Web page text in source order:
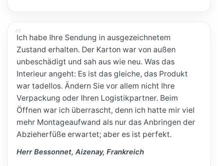
Ich habe Ihre Sendung in ausgezeichnetem
Zustand erhalten. Der Karton war von außen
unbeschädigt und sah aus wie neu. Was das
Interieur angeht: Es ist das gleiche, das Produkt
war tadellos. Ändern Sie vor allem nicht Ihre
Verpackung oder Ihren Logistikpartner. Beim
Öffnen war ich überrascht, denn ich hatte mir viel
mehr Montageaufwand als nur das Anbringen der
Abzieherfüße erwartet; aber es ist perfekt.
Herr Bessonnet, Aizenay, Frankreich